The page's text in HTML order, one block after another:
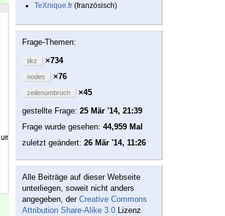
}
TeXnique.fr (französisch)
Frage-Themen:
tikz ×734
nodes ×76
zeilenumbruch
×45
gestellte Frage: 25 Mär '14, 21:39
Frage wurde gesehen: 44,959 Mal
zuletzt geändert: 26 Mär '14, 11:26
Alle Beiträge auf dieser Webseite
unterliegen, soweit nicht anders
angegeben, der Creative Commons
Attribution Share-Alike 3.0 Lizenz